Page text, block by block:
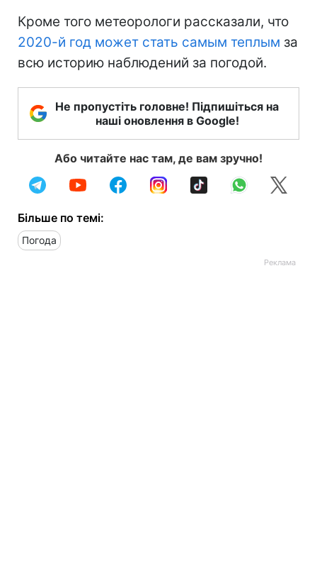
Кроме того метеорологи рассказали, что
2020-й год может стать самым теплым за
всю историю наблюдений за погодой.
Не пропустіть головне! Підпишіться на
наші оновлення в Google!
Або читайте нас там, де вам зручно!
Більше по темі:
Погода